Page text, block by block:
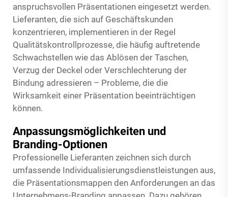
anspruchsvollen Präsentationen eingesetzt werden.
Lieferanten, die sich auf Geschäftskunden
konzentrieren, implementieren in der Regel
Qualitätskontrollprozesse, die häufig auftretende
Schwachstellen wie das Ablösen der Taschen,
Verzug der Deckel oder Verschlechterung der
Bindung adressieren – Probleme, die die
Wirksamkeit einer Präsentation beeinträchtigen
können.
Anpassungsmöglichkeiten und
Branding-Optionen
Professionelle Lieferanten zeichnen sich durch
umfassende Individualisierungsdienstleistungen aus,
die Präsentationsmappen den Anforderungen an das